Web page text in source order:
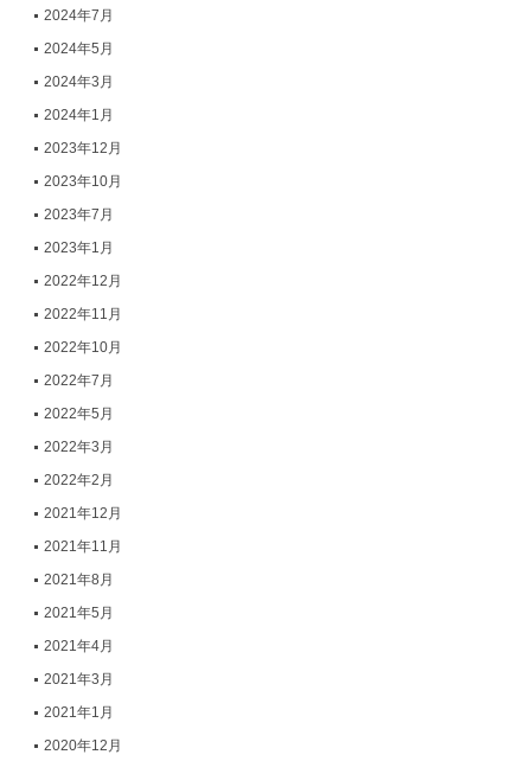
2024年7月
2024年5月
2024年3月
2024年1月
2023年12月
2023年10月
2023年7月
2023年1月
2022年12月
2022年11月
2022年10月
2022年7月
2022年5月
2022年3月
2022年2月
2021年12月
2021年11月
2021年8月
2021年5月
2021年4月
2021年3月
2021年1月
2020年12月